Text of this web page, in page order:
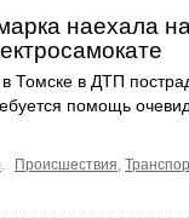
наехала
Томске в ДТП
помощь
Происшествия